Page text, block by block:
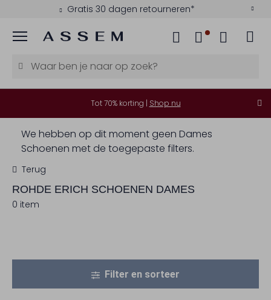
Gratis 30 dagen retourneren*
Menu
Tot 70% korting | Shop nu
We hebben op dit moment geen Dames
Schoenen met de toegepaste filters.
Terug
ROHDE ERICH SCHOENEN DAMES
0 item
Filter en sorteer